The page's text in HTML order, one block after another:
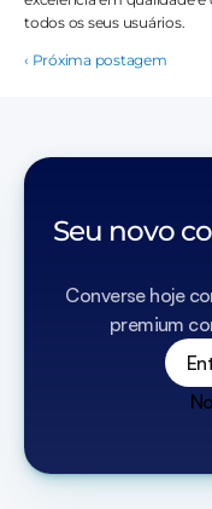
todos os seus usuários.
‹ Próxima postagem
Seu novo
Converse hoje
premium